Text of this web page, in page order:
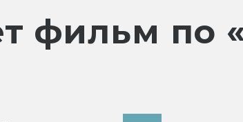
фильм по